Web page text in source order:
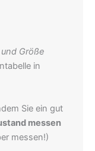
Größe
in
Sie ein gut
messen
messen!)